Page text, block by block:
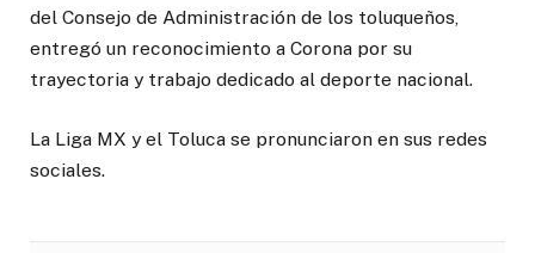
del Consejo de Administración de los toluqueños,
entregó un reconocimiento a Corona por su
trayectoria y trabajo dedicado al deporte nacional.
La Liga MX y el Toluca se pronunciaron en sus redes
sociales.